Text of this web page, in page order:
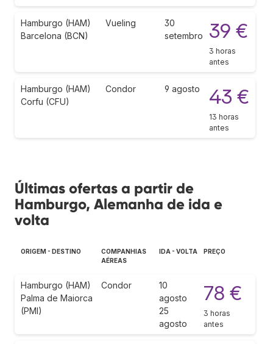
Hamburgo (HAM)
Barcelona (BCN)
Vueling
30
setembro
39 €
3 horas
antes
Hamburgo (HAM)
Corfu (CFU)
Condor 9 agosto 43 €
13 horas
antes
Últimas ofertas a partir de
Hamburgo, Alemanha de ida e
volta
ORIGEM - DESTINO
COMPANHIAS
AÉREAS
IDA - VOLTA PREÇO
Hamburgo (HAM)
Palma de Maiorca
(PMI)
Condor
10
agosto
25
agosto
78 €
3 horas
antes